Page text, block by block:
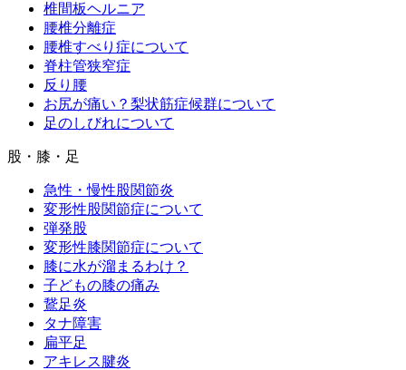
椎間板ヘルニア
腰椎分離症
腰椎すべり症について
脊柱管狭窄症
反り腰
お尻が痛い？梨状筋症候群について
足のしびれについて
股・膝・足
急性・慢性股関節炎
変形性股関節症について
弾発股
変形性膝関節症について
膝に水が溜まるわけ？
子どもの膝の痛み
鵞足炎
タナ障害
扁平足
アキレス腱炎